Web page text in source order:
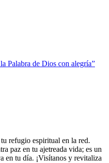
Palabra de Dios con alegría”
refugio espiritual en la red.
paz en tu ajetreada vida; es un
en tu día. ¡Visítanos y revitaliza